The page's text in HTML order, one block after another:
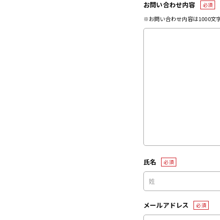
お問い合わせ内容 必須
※お問い合わせ内容は1000文
氏名 必須
メールアドレス 必須